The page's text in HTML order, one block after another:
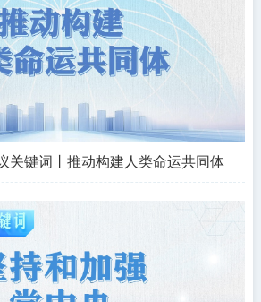
关键词丨推动构建人类命运共同体